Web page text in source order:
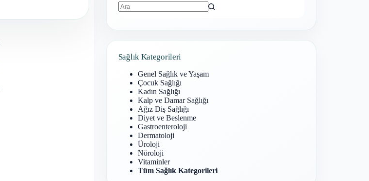
bulunamadı
Sağlık Kategorileri
Genel Sağlık ve Yaşam
Çocuk Sağlığı
Kadın Sağlığı
Kalp ve Damar Sağlığı
Ağız Diş Sağlığı
Diyet ve Beslenme
Gastroenteroloji
Dermatoloji
Üroloji
Nöroloji
Vitaminler
Tüm Sağlık Kategorileri